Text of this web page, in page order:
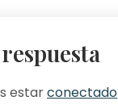
estarconectado